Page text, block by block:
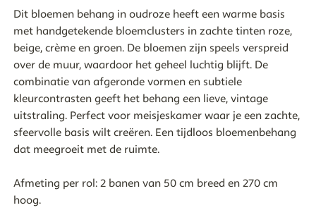
Dit bloemen behang in oudroze heeft een warme basis
met handgetekende bloemclusters in zachte tinten roze,
beige, crème en groen. De bloemen zijn speels verspreid
over de muur, waardoor het geheel luchtig blijft. De
combinatie van afgeronde vormen en subtiele
kleurcontrasten geeft het behang een lieve, vintage
uitstraling. Perfect voor meisjeskamer waar je een zachte,
sfeervolle basis wilt creëren. Een tijdloos bloemenbehang
dat meegroeit met de ruimte.
Afmeting per rol: 2 banen van 50 cm breed en 270 cm
hoog.